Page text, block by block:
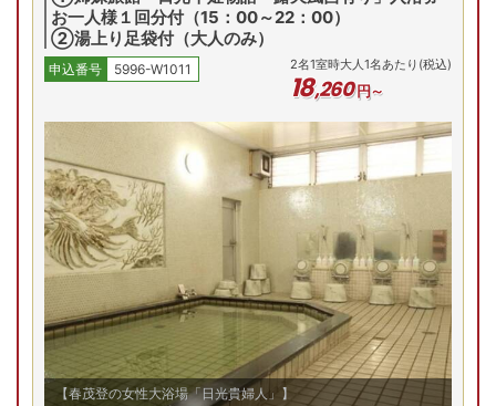
お一人様１回分付（15：00～22：00）
②湯上り足袋付（大人のみ）
申込番号 5996-W1011 2名1室時大人1名あたり(税込)
18,260円～
【春茂登の女性大浴場「日光貴婦人」】